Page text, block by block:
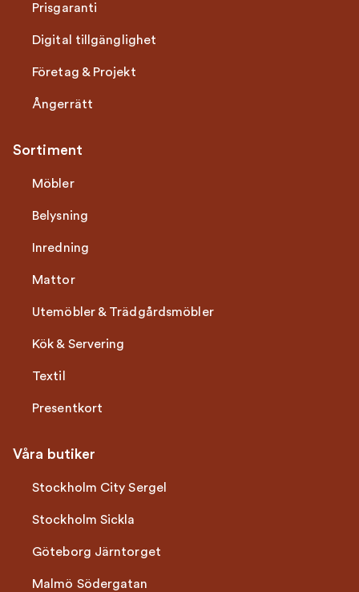
Prisgaranti
Digital tillgänglighet
Företag & Projekt
Ångerrätt
Sortiment
Möbler
Belysning
Inredning
Mattor
Utemöbler & Trädgårdsmöbler
Kök & Servering
Textil
Presentkort
Våra butiker
Stockholm City Sergel
Stockholm Sickla
Göteborg Järntorget
Malmö Södergatan